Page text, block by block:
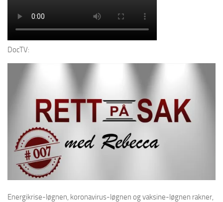
DocTV:
Energikrise-løgnen, koronavirus-løgnen og vaksine-løgnen rakner,